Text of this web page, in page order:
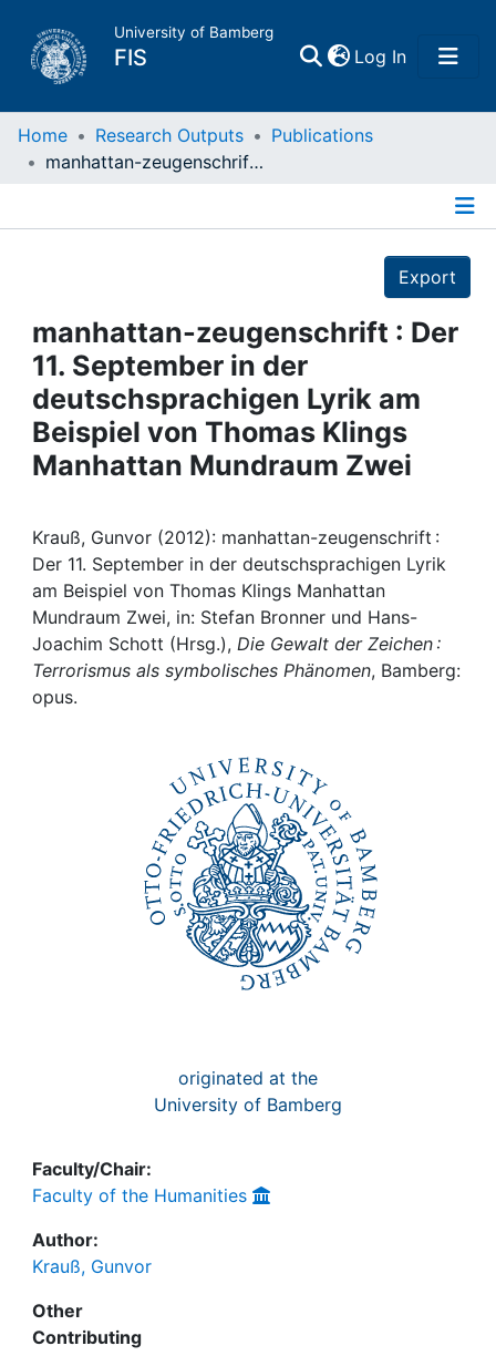
University of Bamberg
FIS Log In(current)
Home
Projects
People
Institutions
My FIS
Help
Home Research Outputs
Publications
manhattan-zeugenschrift : Der 11. September in der deutschsprachigen Lyrik am Beispiel von Thomas Klings Manhattan Mundraum Zwei
Export
manhattan-zeugenschrift : Der
11. September in der
deutschsprachigen Lyrik am
Beispiel von Thomas Klings
Manhattan Mundraum Zwei
Krauß, Gunvor (2012): manhattan-zeugenschrift :
Der 11. September in der deutschsprachigen Lyrik
am Beispiel von Thomas Klings Manhattan
Mundraum Zwei, in: Stefan Bronner und Hans-
Joachim Schott (Hrsg.), Die Gewalt der Zeichen :
Terrorismus als symbolisches Phänomen, Bamberg:
opus.
originated at the
University of Bamberg
Faculty/Chair:
Faculty of the Humanities
Author:
Krauß, Gunvor
Other
Contributing